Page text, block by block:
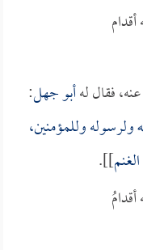
فقال لهأبو جهل:
ولرسوله وللمؤمنين،
]].